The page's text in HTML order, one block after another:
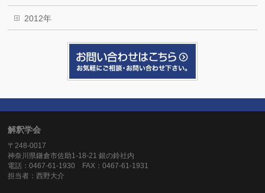
2012年
解釈学会
〒248-0017
神奈川県鎌倉市佐助1-18-21 銀の鈴社内
電話：0467-61-1930 FAX：0467-61-1931
担当者：西野大介